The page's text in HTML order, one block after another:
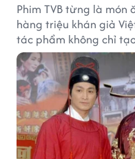
Phim TVB từng là
hàng triệu khán giả
tác phẩm không chỉ
còn trở thành ký ức